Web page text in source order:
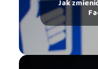
Jak